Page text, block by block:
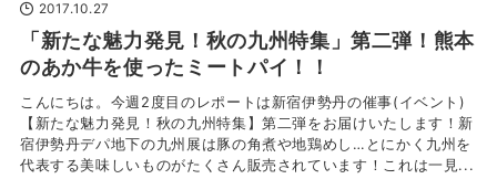
2017.10.27
「新たな魅力発見！秋の九州特集」第二弾！熊本
のあか牛を使ったミートパイ！！
こんにちは。今週2度目のレポートは新宿伊勢丹の催事(イベント)
【新たな魅力発見！秋の九州特集】第二弾をお届けいたします！新
宿伊勢丹デパ地下の九州展は豚の角煮や地鶏めし…とにかく九州を
代表する美味しいものがたくさん販売されています！これは一見...